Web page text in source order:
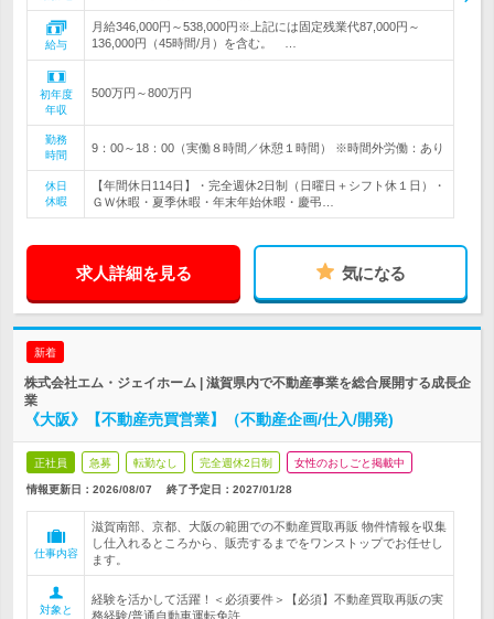
給与
月給346,000円～538,000円※上記には固定残業代87,000円～
136,000円（45時間/月）を含む。 …
初年度
年収
500万円～800万円
勤務
時間
9：00～18：00（実働８時間／休憩１時間） ※時間外労働：あり
休日
休暇
【年間休日114日】・完全週休2日制（日曜日＋シフト休１日）・
ＧＷ休暇・夏季休暇・年末年始休暇・慶弔…
求人詳細を見る 気になる
新着
株式会社エム・ジェイホーム | 滋賀県内で不動産事業を総合展開する成長企
業
《大阪》【不動産売買営業】（不動産企画/仕入/開発)
正社員 急募 転勤なし 完全週休2日制 女性のおしごと掲載中
情報更新日：2026/08/07 終了予定日： 2027/01/28
仕事内容
滋賀南部、京都、大阪の範囲での不動産買取再販 物件情報を収集
し仕入れるところから、販売するまでをワンストップでお任せし
ます。
対象と
経験を活かして活躍！＜必須要件＞【必須】不動産買取再販の実
務経験/普通自動車運転免許